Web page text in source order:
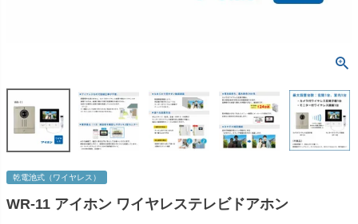
乾電池式（ワイヤレス）
WR-11 アイホン ワイヤレステレビドアホン